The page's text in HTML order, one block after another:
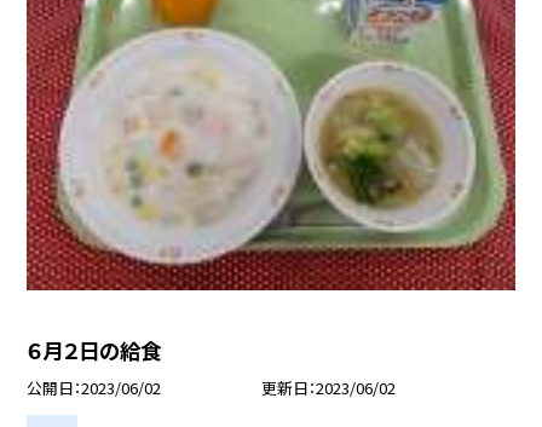
６月２日の給食
公開日 2023/06/02 更新日 2023/06/02